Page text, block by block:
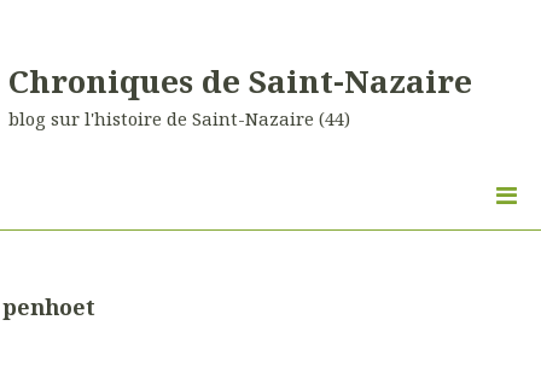
Chroniques de Saint-Nazaire
blog sur l'histoire de Saint-Nazaire (44)
penhoet